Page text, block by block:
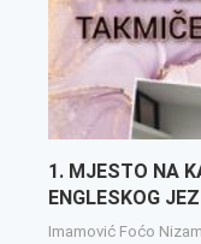
1. MJESTO NA
ENGLESKOG
Imamović Foćo